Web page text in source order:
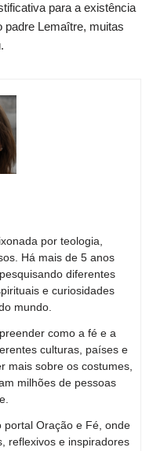
para a existência
padre Lemaître, muitas
por teologia,
Há mais de 5 anos
diferentes
e curiosidades
mundo.
como a fé e a
culturas, países e
mais sobre os costumes,
milhões de pessoas
Oração e Fé, onde
reflexivos e inspiradores